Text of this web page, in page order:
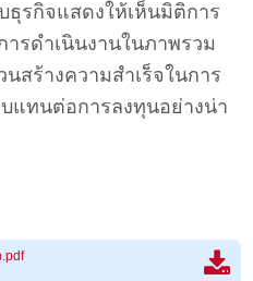
ธุรกิจแสดงให้เห็นมิติการ
รดำเนินงานในภาพรวม
สร้างความสำเร็จในการ
แทนต่อการลงทุนอย่างน่า